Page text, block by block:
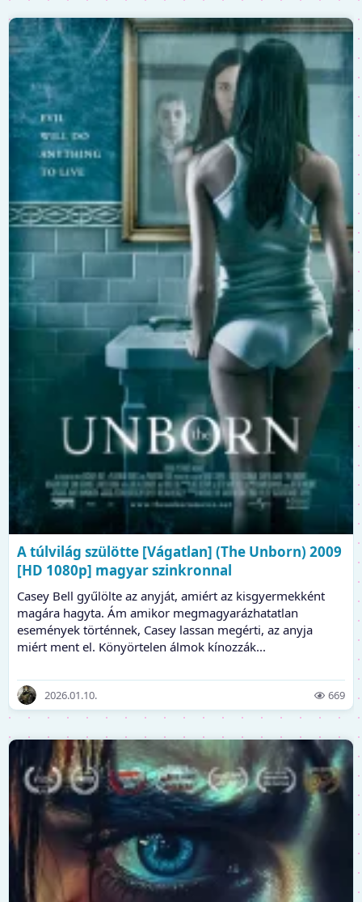
A túlvilág szülötte [Vágatlan] (The Unborn) 2009
[HD 1080p] magyar szinkronnal
Casey Bell gyűlölte az anyját, amiért az kisgyermekként
magára hagyta. Ám amikor megmagyarázhatatlan
események történnek, Casey lassan megérti, az anyja
miért ment el. Könyörtelen álmok kínozzák...
2026.01.10. 669